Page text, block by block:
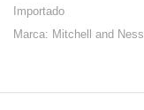
Importado
Marca: Mitchell and Ness